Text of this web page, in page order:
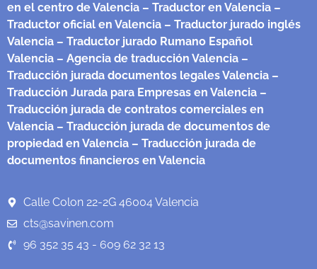
en el centro de Valencia – Traductor en Valencia –
Traductor oficial en Valencia – Traductor jurado inglés
Valencia – Traductor jurado Rumano Español
Valencia – Agencia de traducción Valencia –
Traducción jurada documentos legales Valencia –
Traducción Jurada para Empresas en Valencia –
Traducción jurada de contratos comerciales en
Valencia – Traducción jurada de documentos de
propiedad en Valencia – Traducción jurada de
documentos financieros en Valencia
Calle Colon 22-2G 46004 Valencia
cts@savinen.com
96 352 35 43 - 609 62 32 13